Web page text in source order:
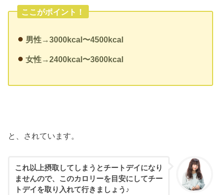
ここがポイント！
男性→3000kcal〜4500kcal
女性→2400kcal〜3600kcal
と、されています。
これ以上摂取してしまうとチートデイになり
ませんので、このカロリーを目安にしてチー
トデイを取り入れて行きましょう♪